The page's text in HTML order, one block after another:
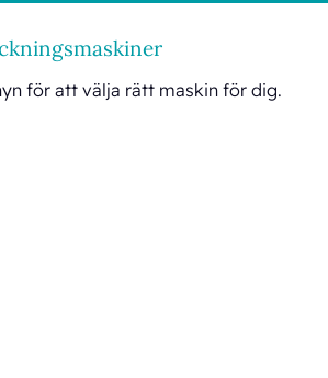
för att välja rätt maskin för dig.